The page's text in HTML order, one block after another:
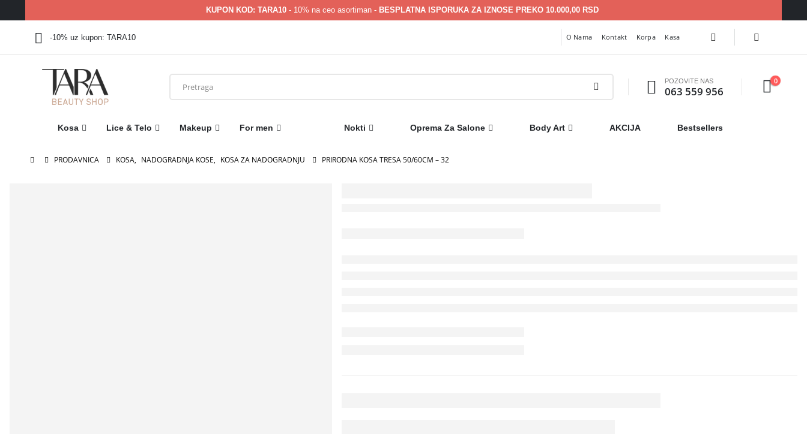
KUPON KOD: TARA10 - 10% na ceo asortiman - BESPLATNA ISPORUKA ZA IZNOSE PREKO 10.000,00 RSD
-10% uz kupon: TARA10 O Nama Kontakt Korpa Kasa
POZOVITE NAS
063 559 956
0
Kosa Lice & Telo Makeup For men Nokti Oprema Za Salone Body Art AKCIJA Bestsellers
PRODAVNICA KOSA, NADOGRADNJA KOSE, KOSA ZA NADOGRADNJU PRIRODNA KOSA TRESA 50/60CM – 32